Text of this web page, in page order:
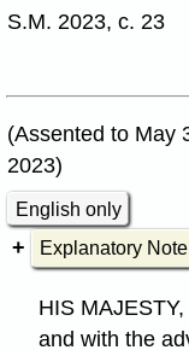
S.M. 2023, c. 23
(Assented to May
2023)
English only
Explanatory Note
HIS
and with the